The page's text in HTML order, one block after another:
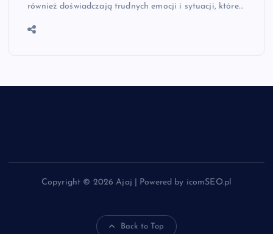
również doświadczają trudnych emocji i sytuacji, które…
Copyright © 2026 Ajaj | Powered by icomSEO.pl
Back to Top